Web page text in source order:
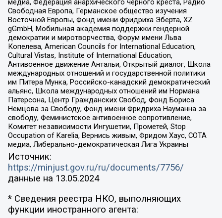
медиа, Федерация анархического черного креста, Радио
Свободная Европа, Германское общество изучения
Восточной Европы, Фонд имени Фридриха Эберта, XZ
gGmbH, Мобильная академия поддержки гендерной
демократии и миротворчества, Форум имени Льва
Копелева, American Councils for International Education,
Cultural Vistas, Institute of International Education,
Антивоенное движение Антальи, Открытый диалог, Школа
международных отношений и государственной политики
им Питера Мунка, Российско-канадский демократический
альянс, Школа международных отношений им Нормана
Патерсона, Центр Гражданских Свобод, Фонд Бориса
Немцова за Свободу, Фонд имени Фридриха Науманна за
свободу, Феминистское антивоенное сопротивление,
Комитет независимости Ингушетии, Прометей, Stop
Occupation of Karelia, Вернись живым, Фридом Хаус, СОТА
медиа, Либерально-демократическая Лига Украины
Источник:
https://minjust.gov.ru/ru/documents/7756/
данные на 13.05.2024
* Сведения реестра НКО, выполняющих
функции иностранного агента: